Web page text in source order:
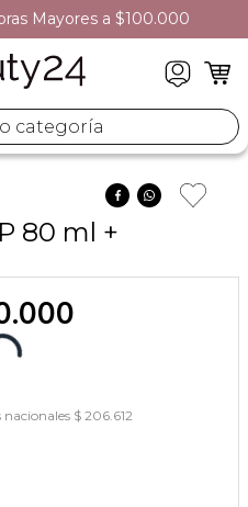
Mayores a $100.000
80 ml +
.000
$ 206.612